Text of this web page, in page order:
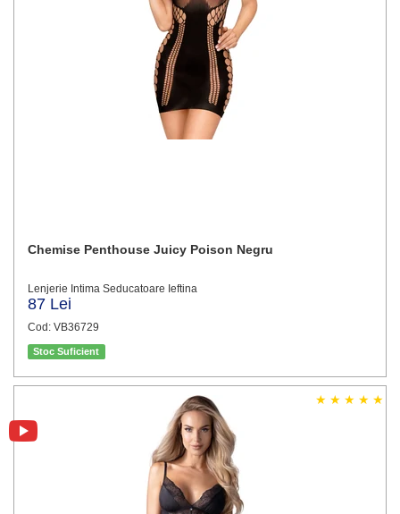
Chemise Penthouse Juicy Poison Negru
Lenjerie Intima Seducatoare Ieftina
87 Lei
Cod: VB36729
Stoc Suficient